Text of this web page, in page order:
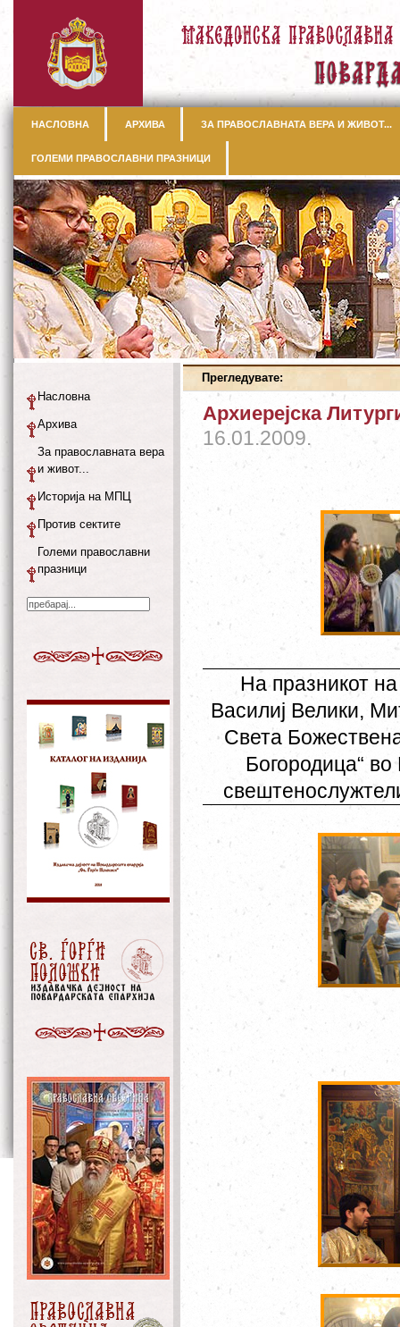
НАСЛОВНА АРХИВА ЗА ПРАВОСЛАВНАТА ВЕРА И ЖИВОТ...
ГОЛЕМИ ПРАВОСЛАВНИ ПРАЗНИЦИ
Прегледувате:
Архиерејска
16.01.2009.
На празникот
Василиј Велики,
Света
Богородица“
Насловна
Архива
За православната вера
и живот...
Историја на МПЦ
Против сектите
Големи православни
празници